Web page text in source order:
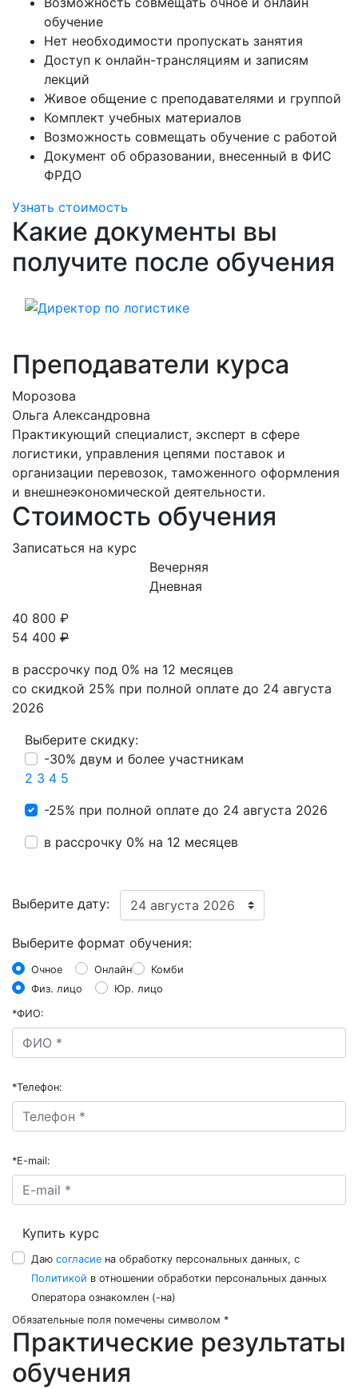
обучение
Нет необходимости пропускать занятия
Доступ к онлайн-трансляциям и записям
лекций
Живое общение с преподавателями и группой
Комплект учебных материалов
Возможность совмещать обучение с работой
Документ об образовании, внесенный в ФИС
ФРДО
Узнать стоимость
Какие документы вы
получите после обучения
Преподаватели курса
Морозова
Ольга Александровна
Практикующий специалист, эксперт в сфере
логистики, управления цепями поставок и
организации перевозок, таможенного оформления
и внешнеэкономической деятельности.
Стоимость обучения
Записаться на курс
Вечерняя
Дневная
40 800 ₽
54 400 ₽
в рассрочку под 0% на 12 месяцев
со скидкой 25% при полной оплате до 24 августа
2026
Выберите скидку:
-30% двум и более участникам
2 3 4 5
-25% при полной оплате до 24 августа 2026
в рассрочку 0% на 12 месяцев
Выберите дату:
Выберите формат обучения:
Очное Онлайн
Комби
Физ. лицо
Юр. лицо
*ФИО:
*Телефон:
*E-mail:
Купить курс
Даю согласие на обработку персональных данных, с
Политикой в отношении обработки персональных данных
Оператора ознакомлен (-на)
Обязательные поля помечены символом *
Практические результаты
обучения